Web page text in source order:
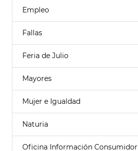
Empleo
Fallas
Feria de Julio
Mayores
Mujer e Igualdad
Naturia
Oficina Información Consumidor